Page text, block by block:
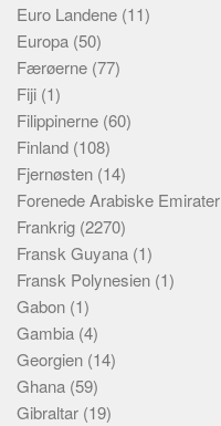
Euro Landene (11)
Europa (50)
Færøerne (77)
Fiji (1)
Filippinerne (60)
Finland (108)
Fjernøsten (14)
Forenede Arabiske Emirater
Frankrig (2270)
Fransk Guyana (1)
Fransk Polynesien (1)
Gabon (1)
Gambia (4)
Georgien (14)
Ghana (59)
Gibraltar (19)